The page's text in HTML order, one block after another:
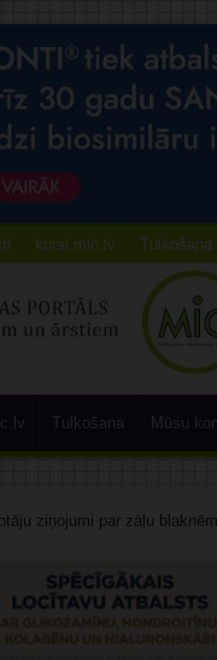
kursi.mic.lv Tulkošana
Tulkošana Mūsu
ziņojumi par zāļu blaknēm